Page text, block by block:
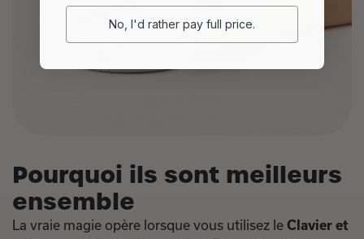
Pourquoi ils sont meilleurs
ensemble
La vraie magie opère lorsque vous utilisez le Clavier et
No, I'd rather pay full price.